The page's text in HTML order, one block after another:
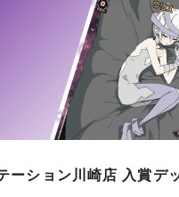
ーション川崎店 入賞デ